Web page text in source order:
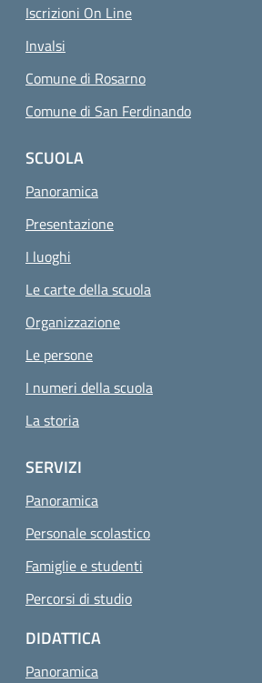
Iscrizioni On Line
Invalsi
Comune di Rosarno
Comune di San Ferdinando
SCUOLA
Panoramica
Presentazione
I luoghi
Le carte della scuola
Organizzazione
Le persone
I numeri della scuola
La storia
SERVIZI
Panoramica
Personale scolastico
Famiglie e studenti
Percorsi di studio
DIDATTICA
Panoramica